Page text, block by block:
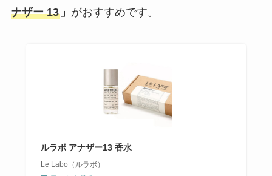
ナザー 13」 がおすすめです。
ルラボ アナザー13 香水
Le Labo（ルラボ）